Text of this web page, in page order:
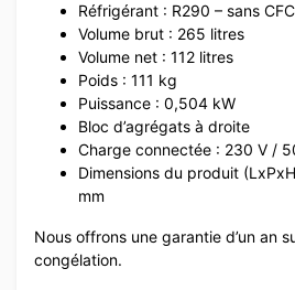
Réfrigérant : R290 – sans CFC
Volume brut : 265 litres
Volume net : 112 litres
Poids : 111 kg
Puissance : 0,504 kW
Bloc d’agrégats à droite
Charge connectée : 230 V /
Dimensions du produit
mm
Nous offrons une garantie d’un an
congélation.